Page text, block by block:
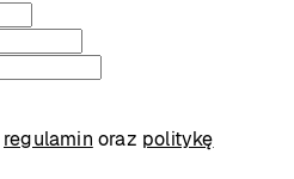
regulamin oraz politykę